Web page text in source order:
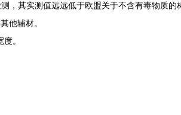
，其实测值远远低于欧盟关于不含有毒物质
他辅材。
。